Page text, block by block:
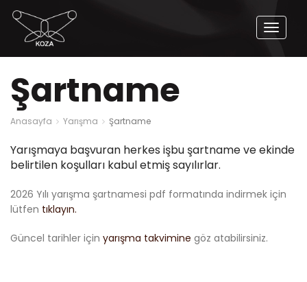
Aç
Şartname
Anasayfa Yarışma Şartname
Yarışmaya başvuran herkes işbu şartname ve ekinde
belirtilen koşulları kabul etmiş sayılırlar.
2026 Yılı yarışma şartnamesi pdf formatında indirmek için
lütfen tıklayın.
Güncel tarihler için yarışma takvimine göz atabilirsiniz.